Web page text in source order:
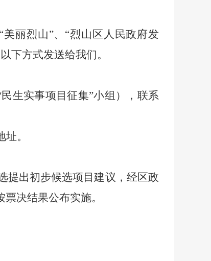
“美丽烈山”、 “烈山区人民政府发
下方式发送给我们。
民生实事项目征集”小组 ） ， 联系
。
提出初步候选项目建议，经区政
决结果公布实施。